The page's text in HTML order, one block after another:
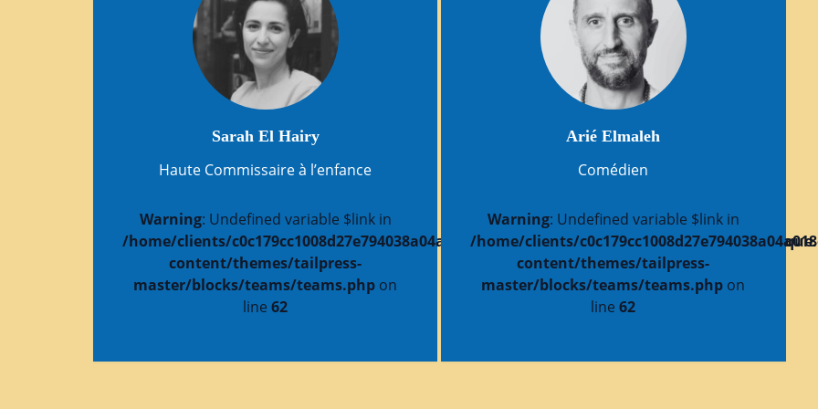
Sarah El Hairy
Haute Commissaire à l’enfance
Warning: Undefined variable $link in
/home/clients/c0c179cc1008d27e794038a04a018b8d/sites/
content/themes/tailpress-
master/blocks/teams/teams.php on
line62
Arié Elmaleh
Comédien
Warning: Undefined variable $link in
/home/clients/
content/themes/tailpress-
master/blocks/teams/teams.php on
line62